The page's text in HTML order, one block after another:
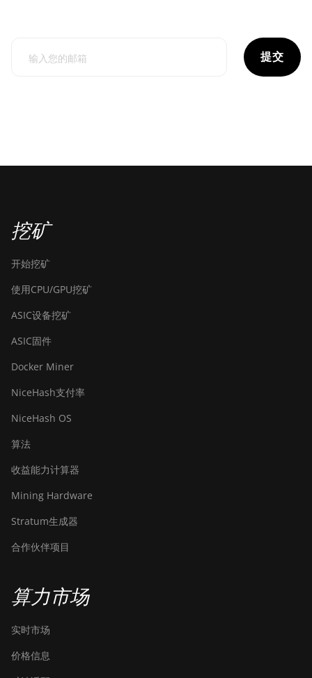
提交
挖矿
开始挖矿
使用CPU/GPU挖矿
ASIC设备挖矿
ASIC固件
Docker Miner
NiceHash支付率
NiceHash OS
算法
收益能力计算器
Mining Hardware
Stratum生成器
合作伙伴项目
算力市场
实时市场
价格信息